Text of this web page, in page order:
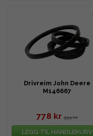
Drivreim John Deere
M146667
778 kr 934 kr
LEGG TIL HANDLEKURV